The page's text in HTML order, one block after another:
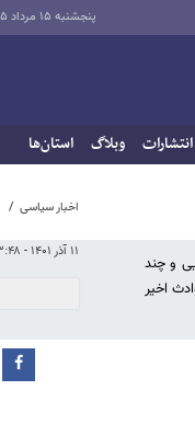
پنجشنبه ۱۵ مرداد ۱۴۰۵
انتشارات وبلاگ استان‌ها
اخبار سیاسی
۱۱ آذر ۱۴۰۱ - ۲۳:۴۸
و چند
اخیر